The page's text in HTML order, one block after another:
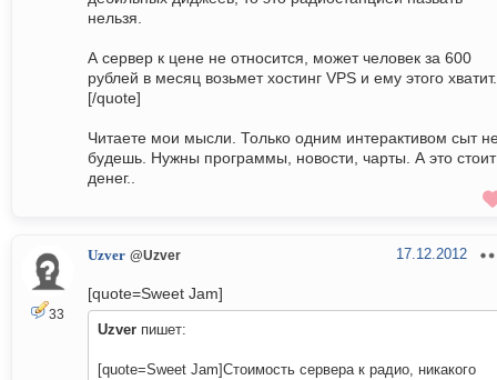
нельзя.
А сервер к цене не относится, может человек за 600
рублей в месяц возьмет хостинг VPS и ему этого хватит.
[/quote]
Читаете мои мысли. Только одним интерактивом сыт
будешь. Нужны программы, новости, чарты. А это стоит
денег..
33
Uzver @Uzver 17.12.2012
[quote=Sweet Jam]
Uzver пишет:
[quote=Sweet Jam]Стоимость сервера к радио, никакого